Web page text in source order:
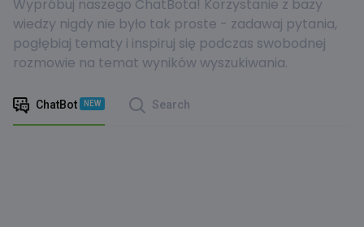
Wypróbuj naszego ChatBota! Korzystanie z bazy
wiedzy nigdy nie było tak proste - zadawaj pytania,
pogłębiaj tematy i inspiruj się podczas swobodnej
rozmowie na temat wyników wyszukiwania.
ChatBot NEW Search